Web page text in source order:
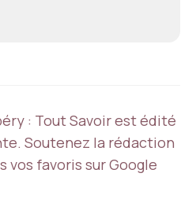
: Tout Savoir est édité
Soutenez la rédaction
vos favoris sur Google